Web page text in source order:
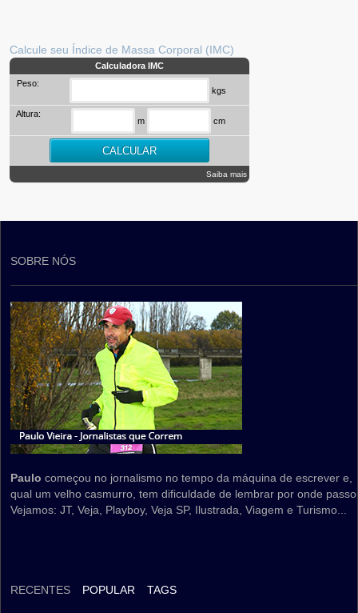
Calcule seu Índice de Massa Corporal (IMC)
Calculadora IMC
Peso:
kgs
Altura:
m cm
Saiba mais
SOBRE NÓS
Paulo começou no jornalismo no tempo da máquina de escrever e,
qual um velho casmurro, tem dificuldade de lembrar por onde
Vejamos: JT, Veja, Playboy, Veja SP, Ilustrada, Viagem e Turismo...
RECENTES POPULAR TAGS